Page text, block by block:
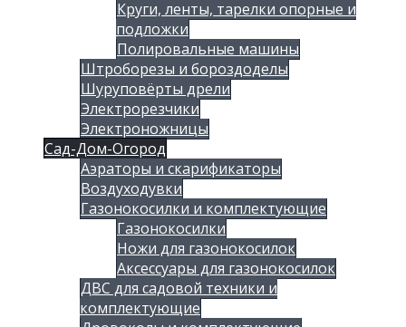
Круги, ленты, тарелки опорные и
подложки
Полировальные машины
Штроборезы и бороздоделы
Шуруповёрты дрели
Электрорезчики
Электроножницы
Сад-Дом-Огород
Аэраторы и скарификаторы
Воздуходувки
Газонокосилки и комплектующие
Газонокосилки
Ножи для газонокосилок
Аксессуары для газонокосилок
ДВС для садовой техники и
комплектующие